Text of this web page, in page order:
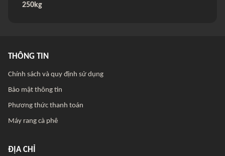
250kg
THÔNG TIN
Chính sách và quy định sử dụng
Bảo mật thông tin
Phương thức thanh toán
Máy rang cà phê
ĐỊA CHỈ